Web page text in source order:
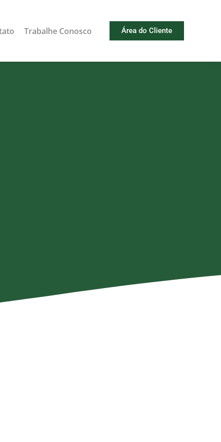
Trabalhe Conosco Área do Cliente